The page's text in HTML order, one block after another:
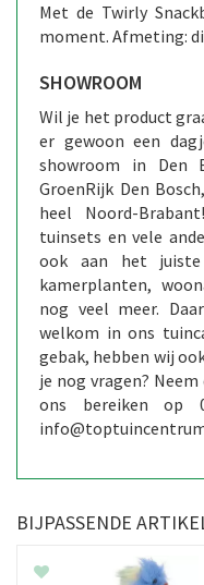
Met de Twirly
moment. Afmeting:
SHOWROOM
Wil je het product
er gewoon een
showroom in Den
GroenRijk Den
heel Noord-
tuinsets en vele
ook aan het
kamerplanten,
nog veel meer.
welkom in ons
gebak, hebben wij
je nog vragen?
ons bereiken op
BIJPASSENDE